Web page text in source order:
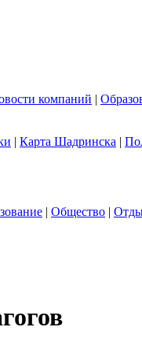
компаний |
| Карта Шадринска |
| Общество |